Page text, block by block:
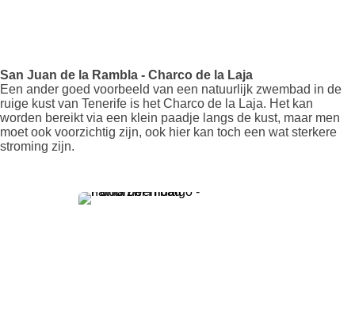
San Juan de la Rambla - Charco de la Laja
Een ander goed voorbeeld van een natuurlijk zwembad in de
ruige kust van Tenerife is het Charco de la Laja. Het kan
worden bereikt via een klein paadje langs de kust, maar men
moet ook voorzichtig zijn, ook hier kan toch een wat sterkere
stroming zijn.